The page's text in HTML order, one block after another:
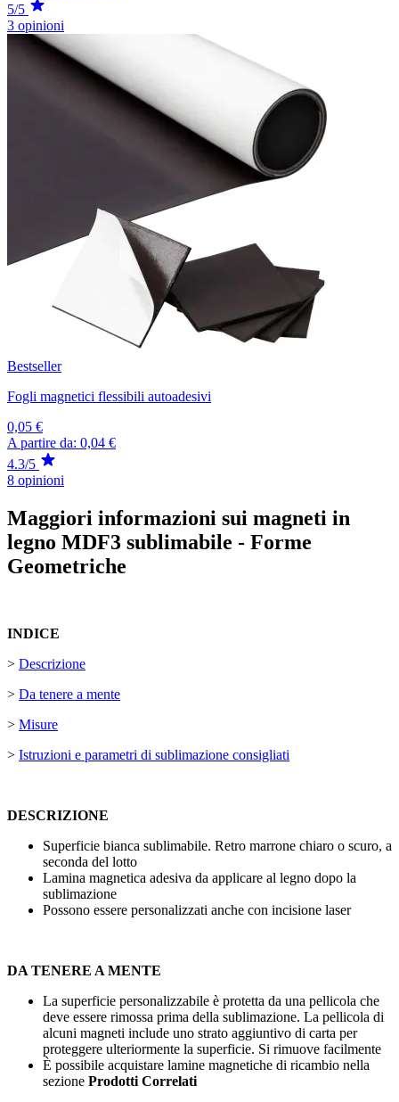
5/5
3 opinioni
Bestseller
Fogli magnetici flessibili autoadesivi
0,05 €
A partire da: 0,04 €
4.3/5
8 opinioni
Maggiori informazioni sui magneti in
legno MDF3 sublimabile - Forme
Geometriche
INDICE
> Descrizione
> Da tenere a mente
> Misure
> Istruzioni e parametri di sublimazione consigliati
DESCRIZIONE
Superficie bianca sublimabile. Retro marrone chiaro o scuro, a
seconda del lotto
Lamina magnetica adesiva da applicare al legno dopo la
sublimazione
Possono essere personalizzati anche con incisione laser
DA TENERE A MENTE
La superficie personalizzabile è protetta da una pellicola che
deve essere rimossa prima della sublimazione. La pellicola di
alcuni magneti include uno strato aggiuntivo di carta per
proteggere ulteriormente la superficie. Si rimuove facilmente
È possibile acquistare lamine magnetiche di ricambio nella
sezione Prodotti Correlati